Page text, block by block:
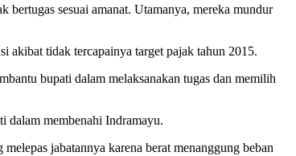
sesuai amanat. Utamanya, mereka mundur
akibat tidak tercapainya target pajak tahun 2015.
bupati dalam melaksanakan tugas dan memilih
dalam membenahi Indramayu.
jabatannya karena berat menanggung beban